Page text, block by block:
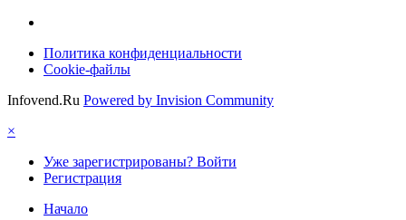
Политика конфиденциальности
Cookie-файлы
Infovend.Ru Powered by Invision Community
×
Уже зарегистрированы? Войти
Регистрация
Начало